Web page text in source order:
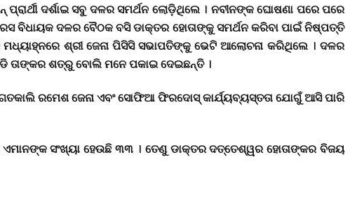
ଦର୍ଶାଇ ସବୁ ଦଳର ସମର୍ଥନ ଲୋଡ଼ିଥିଲେ । ନବୀନଙ୍କ ଘୋଷଣା ପରେ ପରେ
ବିଧାୟକ ଦଳର ବୈଠକ ବସି ଡାକ୍ତର ହୋତାଙ୍କୁ ସମର୍ଥନ କରିବା ପାଇଁ ନିଷ୍ପତ୍ତି
ଶ୍ରୀ ଜେନା ପିସିସି ସଭାପତିଙ୍କୁ ଭେଟି ଆଲୋଚନା କରିଥିଲେ । ଦଳର
ତାଙ୍କର ଶତ୍ରୁ ବୋଲି ମନେ ପକାଇ ଦେଇଛନ୍ତି ।
ରମେଶ ଜେନା ଏବଂ ସୋଫିଆ ଫିରଦୋସ୍ କାର୍ଯ୍ୟବ୍ୟସ୍ତତା ଯୋଗୁଁ ଆସି ପାରି
ଏମାନଙ୍କ ସଂଖ୍ୟା ହେଉଛି ୩୩ । ତେଣୁ ଡାକ୍ତର ଦତ୍ତେଶ୍ୱର ହୋତାଙ୍କର ବିଜୟ